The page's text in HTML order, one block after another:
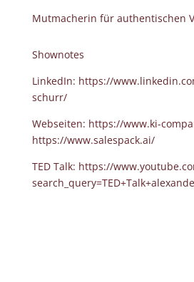
Mutmacherin für authentischen
Shownotes
LinkedIn: https://
schurr/
Webseiten: https://www.ki-
https://www.salespack.ai/
TED Talk: https://